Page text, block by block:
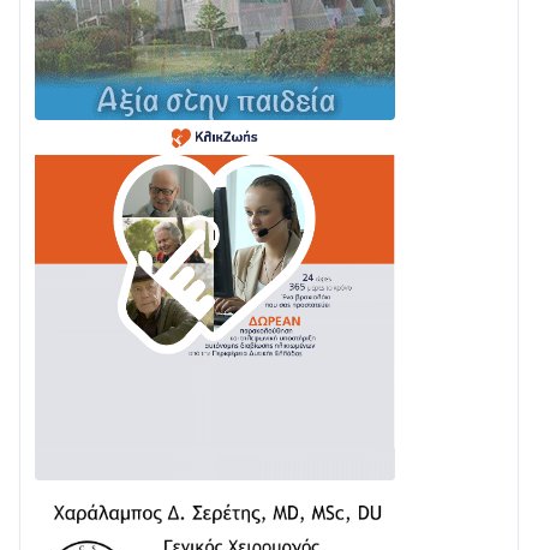
Σε τροχιά υλοποίησης η Παράκαμψη του Κέντρου
της Ναυπάκτου
04/08 • 12:08
Σε φουλ ρυθμούς το τμήμα Βόνιτσα – Άγιος Νικόλαος
| Αυτοψία Καββαδά
Με Αρχιερατική Λαμπρότητα η Πανήγυρη της
Μεταμορφώσεως του Σωτήρος στο Γολέμι
03/08 • 07:45
Ενισχύεται η Πολιτική Προστασία στο Δήμο Αγρινίου
με δύο νέα υδροφόρα οχήματα
02/08 • 18:26
Διαβάστε την «Ναυπακτία» που κυκλοφορεί